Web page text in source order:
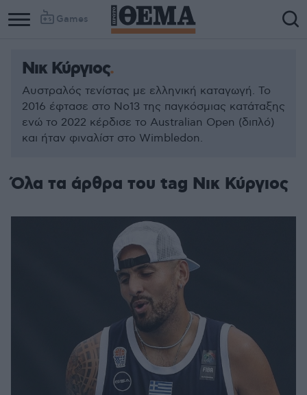
Games
Νικ Κύργιος
Αυστραλός τενίστας με ελληνική καταγωγή. Το
2016 έφτασε στο Νο13 της παγκόσμιας κατάταξης
ενώ το 2022 κέρδισε το Australian Open (διπλό)
και ήταν φιναλίστ στο Wimbledon.
Όλα τα άρθρα του tag Νικ Κύργιος